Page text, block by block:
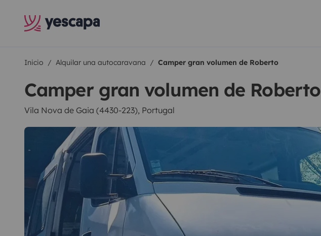
Inicio Alquilar una autocaravana Camper gran volumen de Roberto
Camper gran volumen de Roberto
Vila Nova de Gaia (4430-223), Portugal